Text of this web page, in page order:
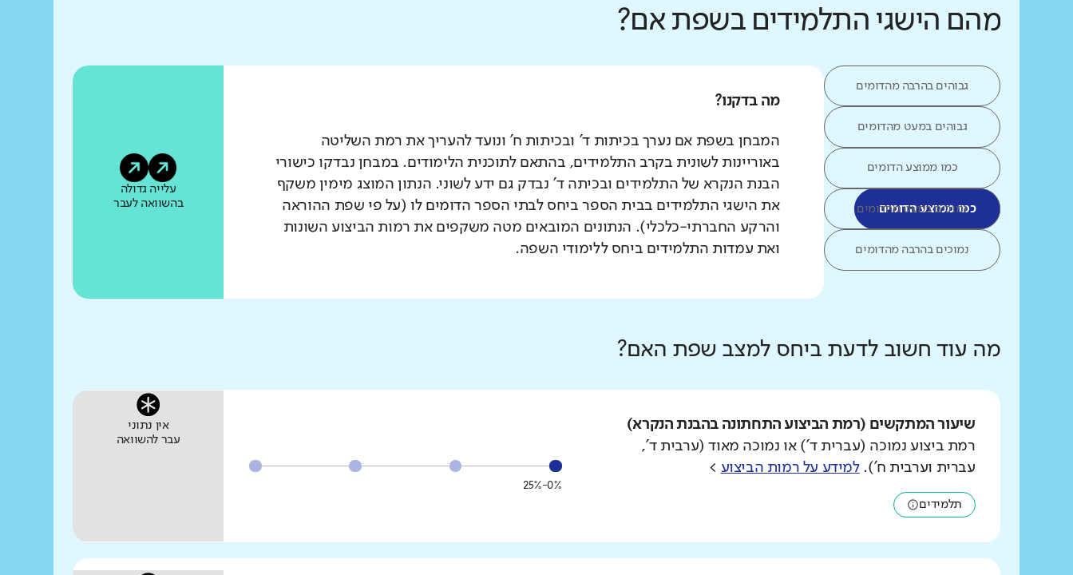
מהם הישגי התלמידים בשפת אם?
גבוהים בהרבה מהדומים
גבוהים במעט מהדומים
כמו ממוצע הדומים
כמו ממוצע הדומים
נמוכים במעט מהדומים
נמוכים בהרבה מהדומים
מה בדקנו?
המבחן בשפת אם נערך בכיתות ד' ובכיתות ח' ונועד להעריך את רמת השליטה
באוריינות לשונית בקרב התלמידים, בהתאם לתוכנית הלימודים. במבחן נבדקו כישורי
הבנת הנקרא של התלמידים ובכיתה ד' נבדק גם ידע לשוני. הנתון המוצג מימין משקף
את הישגי התלמידים בבית הספר ביחס לבתי הספר הדומים לו (על פי שפת ההוראה
והרקע החברתי-כלכלי). הנתונים המובאים מטה משקפים את רמות הביצוע השונות
ואת עמדות התלמידים ביחס ללימודי השפה.
עלייה גדולה
בהשוואה לעבר
מה עוד חשוב לדעת ביחס למצב שפת האם?
שיעור המתקשים (רמת הביצוע התחתונה בהבנת הנקרא)
רמת ביצוע נמוכה (עברית ד') או נמוכה מאוד (ערבית ד',
עברית וערבית ח').למידע על רמות הביצוע >
תלמידים
0%-25%
אין נתוני
עבר להשוואה